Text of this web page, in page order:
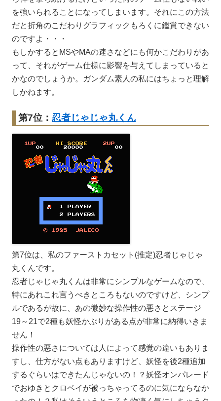
を強いられることになってしまいます。それにこの方法
だと折角のこだわりグラフィックもろくに鑑賞できない
のですよ・・・
もしかするとMSやMAの速さなどにも何かこだわりがあ
って、それがゲーム仕様に影響を与えてしまっていると
かなのでしょうか。ガンダム素人の私にはちょっと理解
しかねます。
第7位： 忍者じゃじゃ丸くん
第7位は、私のファーストカセット(推定)忍者じゃじゃ
丸くんです。
忍者じゃじゃ丸くんは非常にシンプルなゲームなので、
特にあれこれ言うべきところもないのですけど、シンプ
ルであるが故に、あの微妙な操作性の悪さとステージ
19～21で2種も妖怪かぶりがある点が非常に納得いきま
せん！
操作性の悪さについては人によって感覚の違いもありま
すし、仕方がない点もありますけど、妖怪を後2種追加
するぐらいはできたんじゃないの！？妖怪オンパレード
でおゆきとクロベイが被っちゃってるのに気にならなか